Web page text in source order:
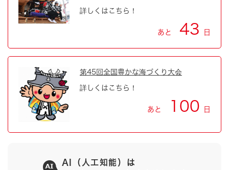
詳しくはこちら！
あと 43 日
第45回全国豊かな海づくり大会
詳しくはこちら！
あと 100 日
AI（人工知能）は